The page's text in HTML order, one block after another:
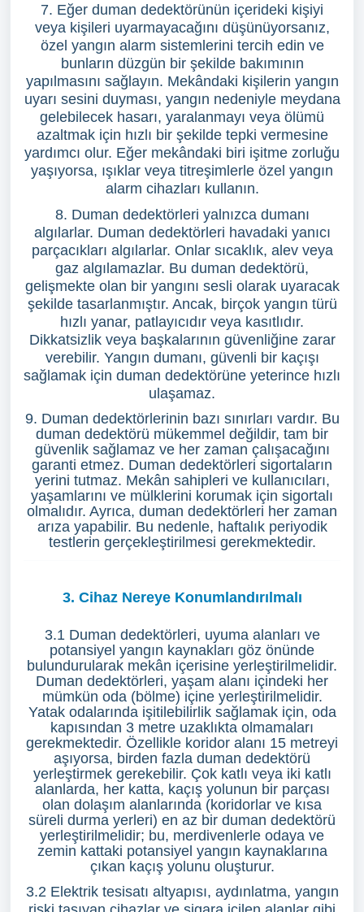
7. Eğer duman dedektörünün içerideki kişiyi
veya kişileri uyarmayacağını düşünüyorsanız,
özel yangın alarm sistemlerini tercih edin ve
bunların düzgün bir şekilde bakımının
yapılmasını sağlayın. Mekândaki kişilerin yangın
uyarı sesini duyması, yangın nedeniyle meydana
gelebilecek hasarı, yaralanmayı veya ölümü
azaltmak için hızlı bir şekilde tepki vermesine
yardımcı olur. Eğer mekândaki biri işitme zorluğu
yaşıyorsa, ışıklar veya titreşimlerle özel yangın
alarm cihazları kullanın.
8. Duman dedektörleri yalnızca dumanı
algılarlar. Duman dedektörleri havadaki yanıcı
parçacıkları algılarlar. Onlar sıcaklık, alev veya
gaz algılamazlar. Bu duman dedektörü,
gelişmekte olan bir yangını sesli olarak uyaracak
şekilde tasarlanmıştır. Ancak, birçok yangın türü
hızlı yanar, patlayıcıdır veya kasıtlıdır.
Dikkatsizlik veya başkalarının güvenliğine zarar
verebilir. Yangın dumanı, güvenli bir kaçışı
sağlamak için duman dedektörüne yeterince hızlı
ulaşamaz.
9. Duman dedektörlerinin bazı sınırları vardır. Bu
duman dedektörü mükemmel değildir, tam bir
güvenlik sağlamaz ve her zaman çalışacağını
garanti etmez. Duman dedektörleri sigortaların
yerini tutmaz. Mekân sahipleri ve kullanıcıları,
yaşamlarını ve mülklerini korumak için sigortalı
olmalıdır. Ayrıca, duman dedektörleri her zaman
arıza yapabilir. Bu nedenle, haftalık periyodik
testlerin gerçekleştirilmesi gerekmektedir.
3. Cihaz Nereye Konumlandırılmalı
3.1 Duman dedektörleri, uyuma alanları ve
potansiyel yangın kaynakları göz önünde
bulundurularak mekân içerisine yerleştirilmelidir.
Duman dedektörleri, yaşam alanı içindeki her
mümkün oda (bölme) içine yerleştirilmelidir.
Yatak odalarında işitilebilirlik sağlamak için, oda
kapısından 3 metre uzaklıkta olmamaları
gerekmektedir. Özellikle koridor alanı 15 metreyi
aşıyorsa, birden fazla duman dedektörü
yerleştirmek gerekebilir. Çok katlı veya iki katlı
alanlarda, her katta, kaçış yolunun bir parçası
olan dolaşım alanlarında (koridorlar ve kısa
süreli durma yerleri) en az bir duman dedektörü
yerleştirilmelidir; bu, merdivenlerle odaya ve
zemin kattaki potansiyel yangın kaynaklarına
çıkan kaçış yolunu oluşturur.
3.2 Elektrik tesisatı altyapısı, aydınlatma, yangın